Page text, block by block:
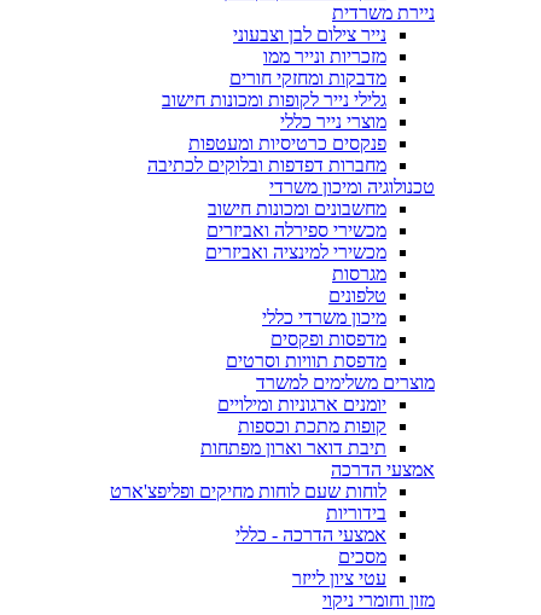
ניירת משרדית
נייר צילום לבן וצבעוני
מזכריות ונייר ממו
מדבקות ומחזקי חורים
גלילי נייר לקופות ומכונות חישוב
מוצרי נייר כללי
פנקסים כרטיסיות ומעטפות
מחברות דפדפות ובלוקים לכתיבה
טכנולוגיה ומיכון משרדי
מחשבונים ומכונות חישוב
מכשירי ספירלה ואביזרים
מכשירי למינציה ואביזרים
מגרסות
טלפונים
מיכון משרדי כללי
מדפסות ופקסים
מדפסת תוויות וסרטים
מוצרים משלימים למשרד
יומנים ארגוניות ומילויים
קופות מתכת וכספות
תיבת דואר וארון מפתחות
אמצעי הדרכה
לוחות שעם לוחות מחיקים ופליפצ'ארט
בידוריות
אמצעי הדרכה - כללי
מסכים
עטי ציון לייזר
מזון וחומרי ניקוי